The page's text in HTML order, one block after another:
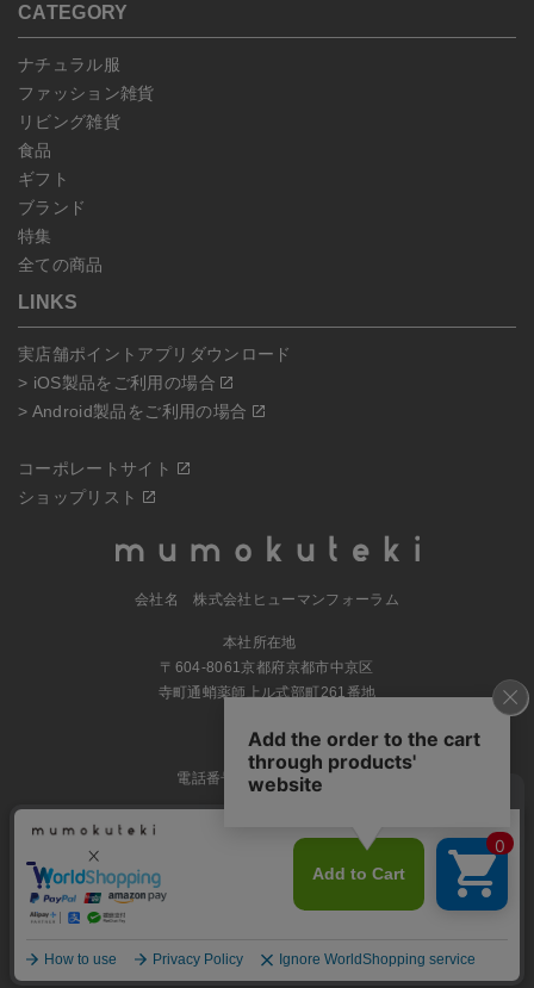
CATEGORY
ナチュラル服
ファッション雑貨
リビング雑貨
食品
ギフト
ブランド
特集
全ての商品
LINKS
実店舗ポイントアプリダウンロード
> iOS製品をご利用の場合
> Android製品をご利用の場合
コーポレートサイト
ショップリスト
会社名 株式会社ヒューマンフォーラム
本社所在地
〒604-8061京都府京都市中京区
寺町通蛸薬師上ル式部町261番地
MAP
電話番号 070-5504-0806
営業時間 11:00～17:30（土日休業）
rights Reserved.